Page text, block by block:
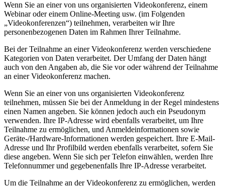
Wenn Sie an einer von uns organisierten Videokonferenz, einem
Webinar oder einem Online-Meeting usw. (im Folgenden
„Videokonferenzen“) teilnehmen, verarbeiten wir Ihre
personenbezogenen Daten im Rahmen Ihrer Teilnahme.
Bei der Teilnahme an einer Videokonferenz werden verschiedene
Kategorien von Daten verarbeitet. Der Umfang der Daten hängt
auch von den Angaben ab, die Sie vor oder während der Teilnahme
an einer Videokonferenz machen.
Wenn Sie an einer von uns organisierten Videokonferenz
teilnehmen, müssen Sie bei der Anmeldung in der Regel mindestens
einen Namen angeben. Sie können jedoch auch ein Pseudonym
verwenden. Ihre IP-Adresse wird ebenfalls verarbeitet, um Ihre
Teilnahme zu ermöglichen, und Anmeldeinformationen sowie
Geräte-/Hardware-Informationen werden gespeichert. Ihre E-Mail-
Adresse und Ihr Profilbild werden ebenfalls verarbeitet, sofern Sie
diese angeben. Wenn Sie sich per Telefon einwählen, werden Ihre
Telefonnummer und gegebenenfalls Ihre IP-Adresse verarbeitet.
Um die Teilnahme an der Videokonferenz zu ermöglichen, werden